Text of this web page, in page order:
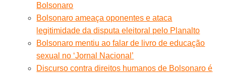
Bolsonaro
Bolsonaro ameaça oponentes e ataca
legitimidade da disputa eleitoral pelo Planalto
Bolsonaro mentiu ao falar de livro de educação
sexual no ‘Jornal Nacional’
Discurso contra direitos humanos de Bolsonaro é